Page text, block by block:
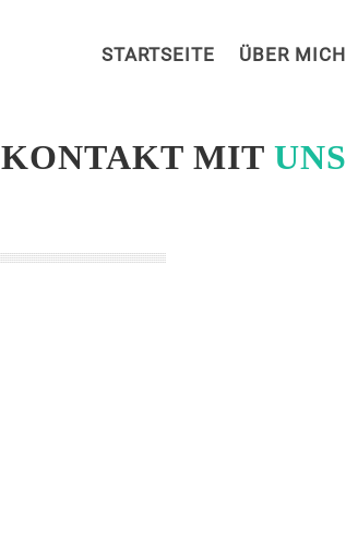
STARTSEITE ÜBER MICH
KONTAKT MIT UNS